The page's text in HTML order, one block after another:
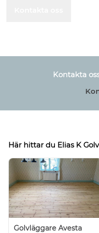
Kontakta
Här hittar du Elias K
Golvläggare Avesta